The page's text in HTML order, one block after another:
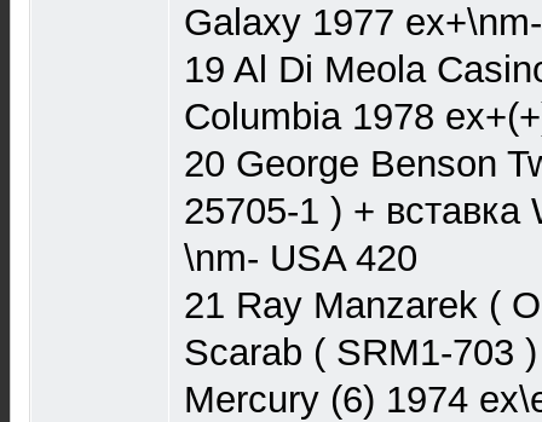
Galaxy 1977
19 Al Di Meola
Columbia 1978
20 George Benson
25705-1 ) +
\nm- USA 420
21 Ray Manzarek (
Scarab ( SRM1-703
Mercury (6) 1974